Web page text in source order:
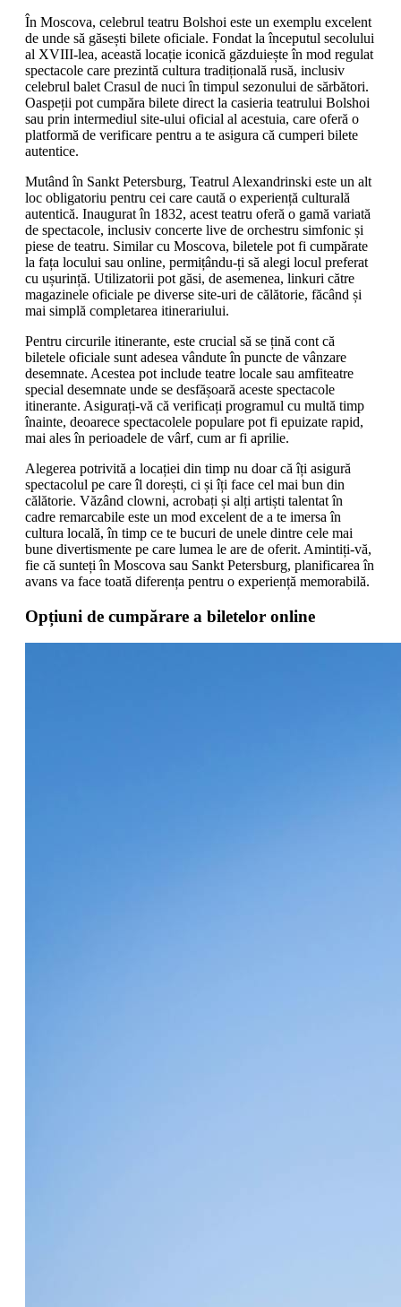
În Moscova, celebrul teatru Bolshoi este un exemplu excelent
de unde să găsești bilete oficiale. Fondat la începutul secolului
al XVIII-lea, această locație iconică găzduiește în mod regulat
spectacole care prezintă cultura tradițională rusă, inclusiv
celebrul balet Crasul de nuci în timpul sezonului de sărbători.
Oaspeții pot cumpăra bilete direct la casieria teatrului Bolshoi
sau prin intermediul site-ului oficial al acestuia, care oferă o
platformă de verificare pentru a te asigura că cumperi bilete
autentice.
Mutând în Sankt Petersburg, Teatrul Alexandrinski este un alt
loc obligatoriu pentru cei care caută o experiență culturală
autentică. Inaugurat în 1832, acest teatru oferă o gamă variată
de spectacole, inclusiv concerte live de orchestru simfonic și
piese de teatru. Similar cu Moscova, biletele pot fi cumpărate
la fața locului sau online, permițându-ți să alegi locul preferat
cu ușurință. Utilizatorii pot găsi, de asemenea, linkuri către
magazinele oficiale pe diverse site-uri de călătorie, făcând și
mai simplă completarea itinerariului.
Pentru circurile itinerante, este crucial să se țină cont că
biletele oficiale sunt adesea vândute în puncte de vânzare
desemnate. Acestea pot include teatre locale sau amfiteatre
special desemnate unde se desfășoară aceste spectacole
itinerante. Asigurați-vă că verificați programul cu multă timp
înainte, deoarece spectacolele populare pot fi epuizate rapid,
mai ales în perioadele de vârf, cum ar fi aprilie.
Alegerea potrivită a locației din timp nu doar că îți asigură
spectacolul pe care îl dorești, ci și îți face cel mai bun din
călătorie. Văzând clowni, acrobați și alți artiști talentat în
cadre remarcabile este un mod excelent de a te imersa în
cultura locală, în timp ce te bucuri de unele dintre cele mai
bune divertismente pe care lumea le are de oferit. Amintiți-vă,
fie că sunteți în Moscova sau Sankt Petersburg, planificarea în
avans va face toată diferența pentru o experiență memorabilă.
Opțiuni de cumpărare a biletelor online